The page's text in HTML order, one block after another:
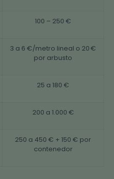
100 – 250 €
3 a 6 €/metro lineal o 20 €
por arbusto
25 a 180 €
200 a 1.000 €
250 a 450 € + 150 € por
contenedor